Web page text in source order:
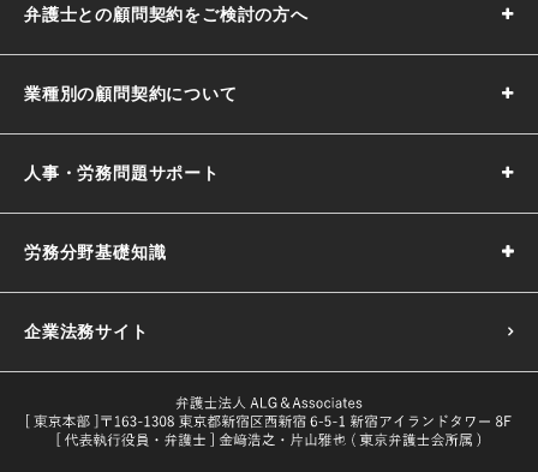
弁護士との顧問契約をご検討の方へ
業種別の顧問契約について
人事・労務問題サポート
労務分野基礎知識
企業法務サイト